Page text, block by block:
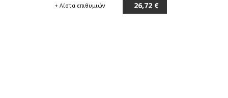
+ Λίστα επιθυμιών 26,72 €